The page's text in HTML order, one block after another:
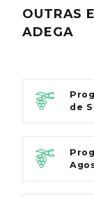
OUTRAS
ADEGA
de